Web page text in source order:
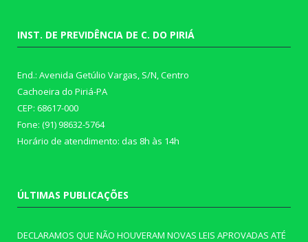
INST. DE PREVIDÊNCIA DE C. DO PIRIÁ
End.: Avenida Getúlio Vargas, S/N, Centro
Cachoeira do Piriá-PA
CEP: 68617-000
Fone: (91) 98632-5764
Horário de atendimento: das 8h às 14h
ÚLTIMAS PUBLICAÇÕES
DECLARAMOS QUE NÃO HOUVERAM NOVAS LEIS APROVADAS ATÉ